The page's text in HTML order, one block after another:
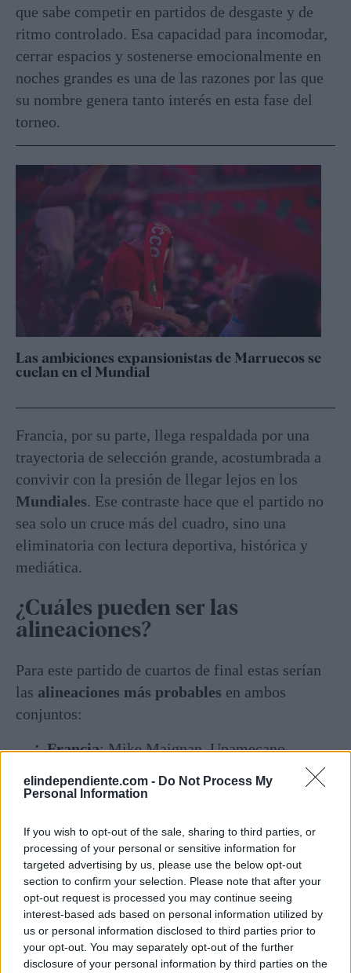
elindependiente.com - Do Not Process My
Personal Information
If you wish to opt-out of the sale, sharing to third parties, or
processing of your personal or sensitive information for
targeted advertising by us, please use the below opt-out
section to confirm your selection. Please note that after your
opt-out request is processed you may continue seeing
interest-based ads based on personal information utilized by
us or personal information disclosed to third parties prior to
your opt-out. You may separately opt-out of the further
disclosure of your personal information by third parties on the
que sabe competir en partidos de desgaste y de
ritmo controlado. Esa capacidad para incomodar,
cerrar espacios y sostenerse emocionalmente en
noches grandes es una de las razones por las que
su nombre genera tanto interés en esta fase del
torneo.
Las ambiciones expansionistas de Marruecos se
cuelan en el Mundial
Francia, por su parte, llega respaldada por una
trayectoria de selección grande, acostumbrada a
convivir con la presión de llegar lejos en los
Mundiales. Ese contraste hace que el partido no
sea solo un cruce más del cuadro, sino una
eliminatoria con lectura deportiva, histórica y
mediática.
¿Cuáles pueden ser las
alineaciones?
Para este partido de cuartos de final estas serían
las alineaciones más probables en ambos
conjuntos:
Francia: Mike Maignan, Upamecano,
Michael Olise, Barcola, Ousmane Dembelé y
Marruecos: Bono, Chadi Riad, Issa Diop,
Achraf Hakimi, Mazraoui, El Aynaoui,
Bouaddi, Ounahi, El Khannous, Brahim y
Soufiane Rahimi.
¿A quién se enfrenta el ganador